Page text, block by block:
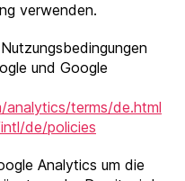
verwenden.
und Google
terms/de.html
de/policies
Analytics um die